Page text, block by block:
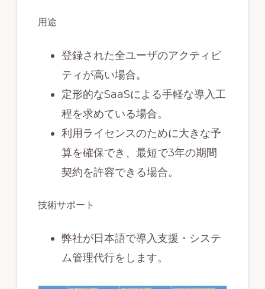
用途
登録された全ユーザのアクティビ
ティが高い場合。
定形的なSaaSによる手軽な導入工
程を求めている場合。
利用ライセンスのために大きな予
算を確保でき、最短で3年の期間
契約を許容できる場合。
技術サポート
弊社が日本語で導入支援・システ
ム管理代行をします。